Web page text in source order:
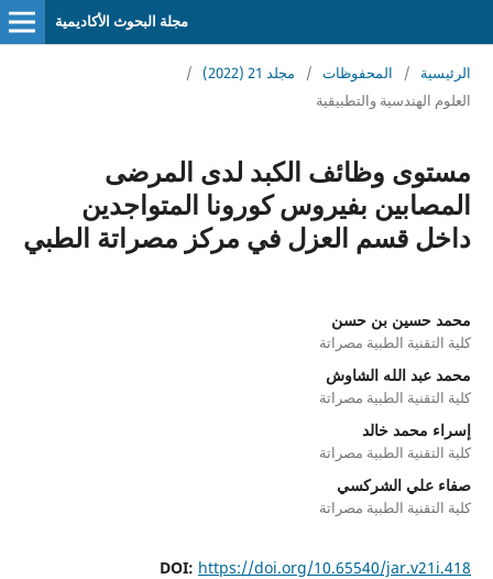
مجلة البحوث الأكاديمية
الرئيسية / المحفوظات / مجلد 21 (2022)
/
العلوم الهندسية والتطبيقية
مستوى وظائف الكبد لدى المرضى
المصابين بفيروس كورونا المتواجدين
داخل قسم العزل في مركز مصراتة الطبي
محمد حسين بن حسن
كلية التقنية الطبية مصراتة
محمد عبد الله الشاوش
كلية التقنية الطبية مصراتة
إسراء محمد خالد
كلية التقنية الطبية مصراتة
صفاء علي الشركسي
كلية التقنية الطبية مصراتة
DOI: https://doi.org/10.65540/jar.v21i.418